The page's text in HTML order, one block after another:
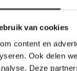
van cookies
content en
Ook delen
Deze